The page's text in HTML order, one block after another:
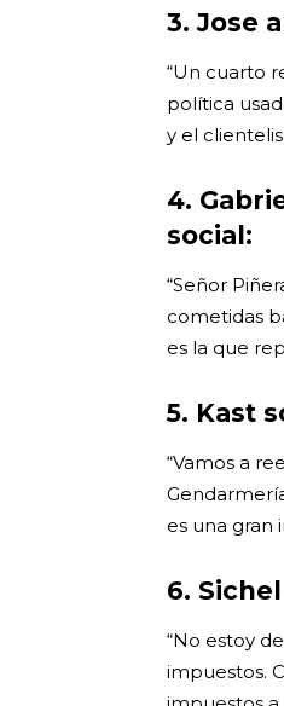
3. Jose
“Un cuarto
política
y el
4.
social:
“Señor
cometidas
es la que
5. Kast
“Vamos a
es una gran
6.
“No estoy
impuestos.